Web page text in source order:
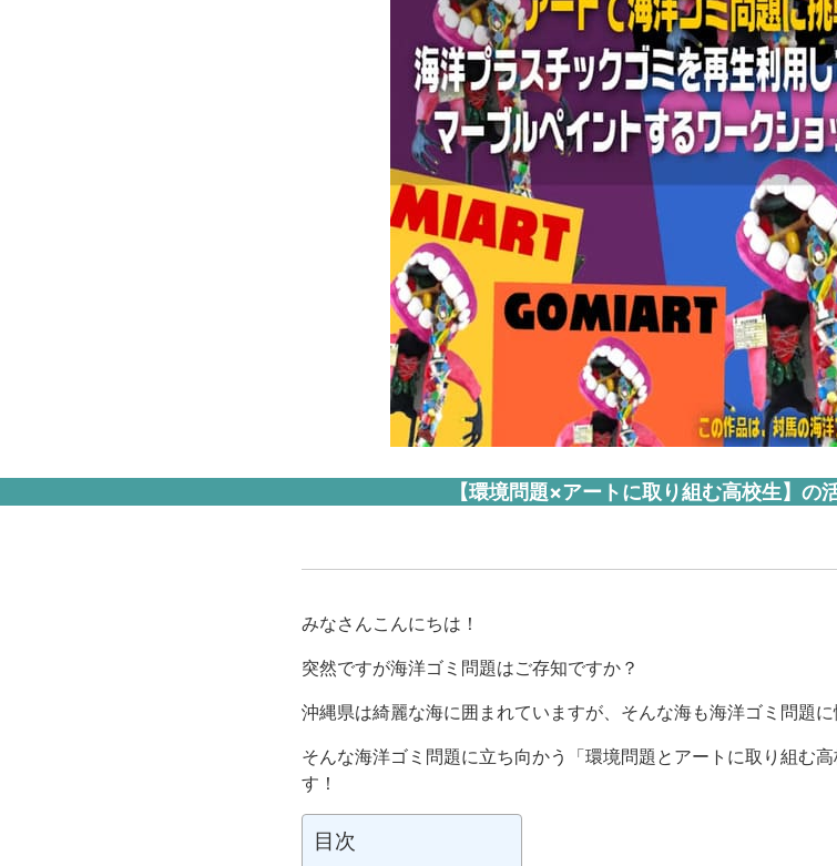
【環境問題×アートに取り組む高校生】の
みなさんこんにちは！
突然ですが海洋ゴミ問題はご存知ですか？
沖縄県は綺麗な海に囲まれていますが、そんな海も海洋ゴミ問題に
そんな海洋ゴミ問題に立ち向かう「環境問題とアートに取り組む
す！
目次